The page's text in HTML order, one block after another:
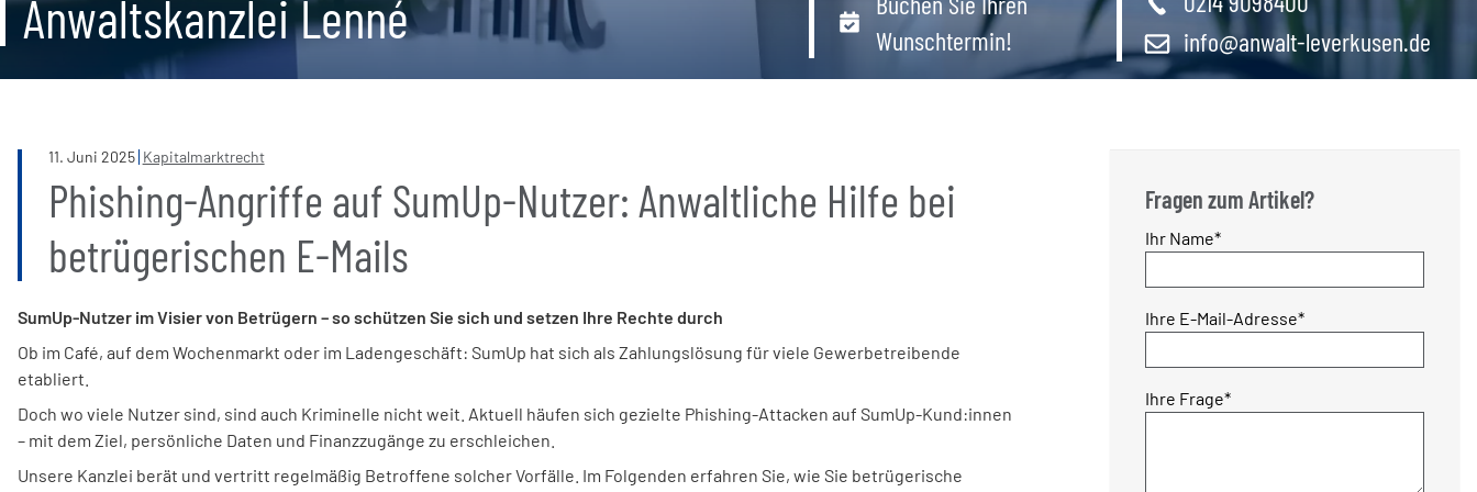
Anwaltskanzlei Lenné
Wunschtermin!
info@anwalt-leverkusen.de
11. Juni 2025 Kapitalmarktrecht
Phishing-Angriffe auf SumUp-Nutzer: Anwaltliche Hilfe bei
betrügerischen E-Mails
SumUp-Nutzer im Visier von Betrügern – so schützen Sie sich und setzen Ihre Rechte durch
Ob im Café, auf dem Wochenmarkt oder im Ladengeschäft: SumUp hat sich als Zahlungslösung für viele Gewerbetreibende
etabliert.
Doch wo viele Nutzer sind, sind auch Kriminelle nicht weit. Aktuell häufen sich gezielte Phishing-Attacken auf SumUp-Kund:innen
– mit dem Ziel, persönliche Daten und Finanzzugänge zu erschleichen.
Unsere Kanzlei berät und vertritt regelmäßig Betroffene solcher Vorfälle. Im Folgenden erfahren Sie, wie Sie betrügerische
Fragen zum Artikel?
Pflichtfeld
Ihr Name*
Pflichtfeld
Ihre E-Mail-Adresse*
Pflichtfeld
Ihre Frage*